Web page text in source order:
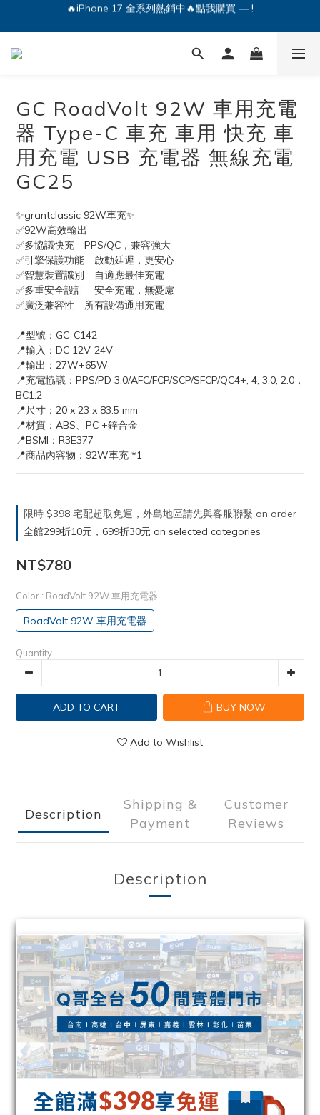
🔥iPhone 17 全系列熱銷中🔥點我購買 — !
💕加入Q哥 Line 新好友領優惠券！🎫
🔥iPhone 17 全系列熱銷中🔥點我購買 — !
GC RoadVolt 92W 車用充電
器 Type-C 車充 車用 快充 車
用充電 USB 充電器 無線充電
GC25
✨grantclassic 92W車充✨
✅92W高效輸出
✅多協議快充 - PPS/QC，兼容強大
✅引擎保護功能 - 啟動延遲，更安心
✅智慧裝置識別 - 自適應最佳充電
✅多重安全設計 - 安全充電，無憂慮
✅廣泛兼容性 - 所有設備通用充電
📍型號：GC-C142
📍輸入：DC 12V-24V
📍輸出：27W+65W
📍充電協議：PPS/PD 3.0/AFC/FCP/SCP/SFCP/QC4+, 4, 3.0, 2.0，
BC1.2
📍尺寸：20 x 23 x 83.5 mm
📍材質：ABS、PC +鋅合金
📍BSMI：R3E377
📍商品內容物：92W車充 *1
限時 $398 宅配超取免運，外島地區請先與客服聯繫 on order
全館299折10元，699折30元 on selected categories
NT$780
Color : RoadVolt 92W 車用充電器
RoadVolt 92W 車用充電器
Quantity
ADD TO CART BUY NOW
Add to Wishlist
Description
Shipping &
Payment
Customer
Reviews
Description